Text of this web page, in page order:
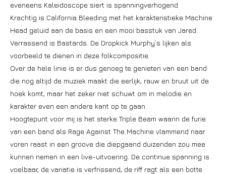
eveneens Kaleidoscope siert is spanningverhogend.
Krachtig is California Bleeding met het karakteristieke Machine
Head geluid aan de basis en een mooi basstuk van Jared.
Verrassend is Bastards. De Dropkick Murphy’s lijken als
voorbeeld te dienen in deze folkcompositie.
Over de hele linie is er dus genoeg te genieten van een band
die nog altijd de muziek maakt die eerlijk, rauw en bruut uit de
hoek komt, maar het zeker niet schuwt om in melodie en
karakter even een andere kant op te gaan.
Hoogtepunt voor mij is het sterke Triple Beam waarin de furie
van een band als Rage Against The Machine vlammend naar
voren raast in een groove die diepgaand duizenden zou mee
kunnen nemen in een live-uitvoering. De continue spanning is
voelbaar, de variatie is verfrissend, de riff ragt als een botte